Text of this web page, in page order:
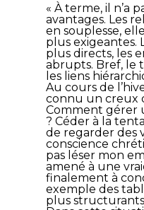
« À terme, il n’a
avantages. Les
en souplesse,
plus exigeantes.
plus directs, les
abrupts. Bref, le
les liens
Au cours de
connu un creux
Comment gérer
? Céder à la
de regarder des
conscience
pas léser mon
amené à une
finalement à
exemple des
plus